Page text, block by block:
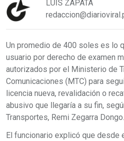
LUIS ZAPATA
Un promedio de 400 soles es lo
usuario por derecho de examen
autorizados por el Ministerio de
Comunicaciones (MTC) para
licencia nueva, revalidación o
abusivo que llegaría a su fin,
Transportes, Remi Zegarra Dongo.
El funcionario explicó que